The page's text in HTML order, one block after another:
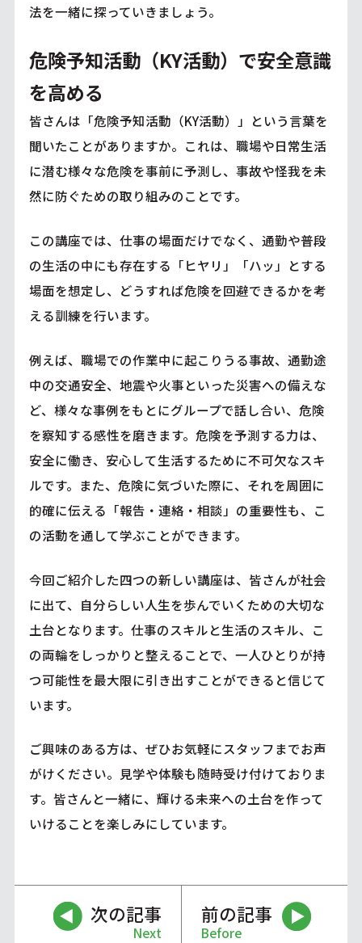
法を一緒に探っていきましょう。
危険予知活動（KY活動）で安全意識
を高める
皆さんは「危険予知活動（KY活動）」という言葉を
聞いたことがありますか。これは、職場や日常生活
に潜む様々な危険を事前に予測し、事故や怪我を未
然に防ぐための取り組みのことです。
この講座では、仕事の場面だけでなく、通勤や普段
の生活の中にも存在する「ヒヤリ」「ハッ」とする
場面を想定し、どうすれば危険を回避できるかを考
える訓練を行います。
例えば、職場での作業中に起こりうる事故、通勤途
中の交通安全、地震や火事といった災害への備えな
ど、様々な事例をもとにグループで話し合い、危険
を察知する感性を磨きます。危険を予測する力は、
安全に働き、安心して生活するために不可欠なスキ
ルです。また、危険に気づいた際に、それを周囲に
的確に伝える「報告・連絡・相談」の重要性も、こ
の活動を通して学ぶことができます。
今回ご紹介した四つの新しい講座は、皆さんが社会
に出て、自分らしい人生を歩んでいくための大切な
土台となります。仕事のスキルと生活のスキル、こ
の両輪をしっかりと整えることで、一人ひとりが持
つ可能性を最大限に引き出すことができると信じて
います。
ご興味のある方は、ぜひお気軽にスタッフまでお声
がけください。見学や体験も随時受け付けておりま
す。皆さんと一緒に、輝ける未来への土台を作って
いけることを楽しみにしています。
次の記事
Next
前の記事
Before